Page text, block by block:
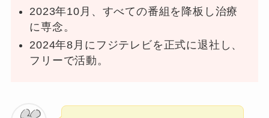
2023年10月、すべての番組を降板し治療
に専念。
2024年8月にフジテレビを正式に退社し、
フリーで活動。